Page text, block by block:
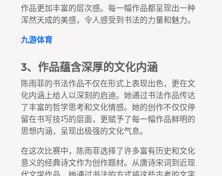
作品更加丰富的层次感。每一幅作品都呈现出一种
浑然天成的美感，令人感受到书法的力量和魅力。
九游体育
3、作品蕴含深厚的文化内涵
陈雨菲的书法作品不仅在形式上表现出色，更在文
化内涵上给人以深刻的启迪。她通过书法作品传达
了丰富的哲学思考和文化情感。她的创作不仅仅停
留在书写技巧的层面，更赋予了每一幅作品鲜明的
思想内涵，呈现出极强的文化气息。
在这次比赛中，陈雨菲选择了许多富有历史和文化
意义的经典诗文作为创作题材。从唐诗宋词到近现